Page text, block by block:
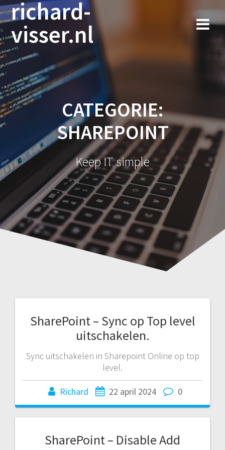
richard-
visser.nl
CATEGORIE:
SHAREPOINT
Keep IT simple
SharePoint – Sync op Top level
uitschakelen.
Sync uitschakelen in Sharepoint Online op top
level.
Richard 22 april 2024 0
SharePoint – Disable Add